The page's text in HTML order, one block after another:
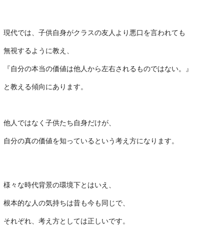
現代では、子供自身がクラスの友人より悪口を言われても
無視するように教え、
『自分の本当の価値は他人から左右されるものではない。』
と教える傾向にあります。
他人ではなく子供たち自身だけが、
自分の真の価値を知っているという考え方になります。
様々な時代背景の環境下とはいえ、
根本的な人の気持ちは昔も今も同じで、
それぞれ、考え方としては正しいです。